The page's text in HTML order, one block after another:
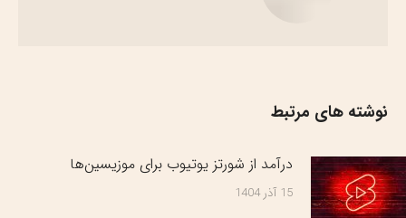
نوشته های مرتبط
درآمد از شورتز یوتیوب برای موزیسین‌ها
15 آذر 1404